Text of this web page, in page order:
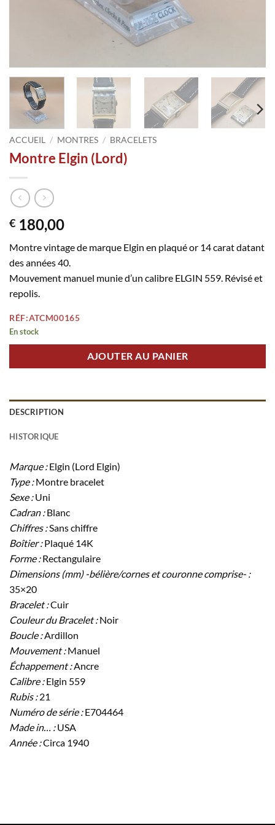
ACCUEIL / MONTRES / BRACELETS
Montre Elgin (Lord)
€ 180,00
Montre vintage de marque Elgin en plaqué or 14 carat datant
des années 40.
Mouvement manuel munie d’un calibre ELGIN 559. Révisé et
repolis.
RÉF:ATCM00165
En stock
AJOUTER AU PANIER
DESCRIPTION
HISTORIQUE
Marque :Elgin (Lord Elgin)
Type :Montre bracelet
Sexe :Uni
Cadran :Blanc
Chiffres :Sans chiffre
Boîtier :Plaqué 14K
Forme :Rectangulaire
Dimensions (mm) -bélière/cornes et couronne comprise- :
35×20
Bracelet :Cuir
Couleur du Bracelet :Noir
Boucle :Ardillon
Mouvement :Manuel
Échappement :Ancre
Calibre :Elgin 559
Rubis :21
Numéro de série :E704464
Made in… :USA
Année :Circa 1940